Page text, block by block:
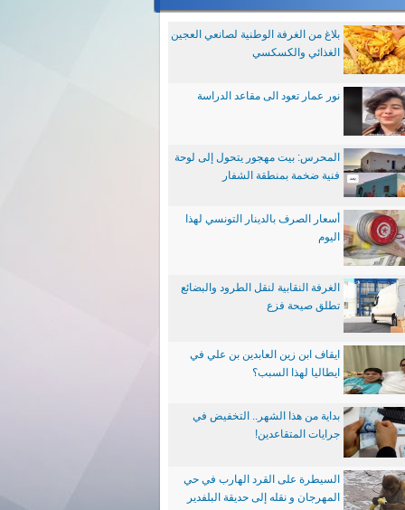
بلاغ من الغرفة الوطنية لصانعي العجين
الغذائي والكسكسي
نور عمار تعود الى مقاعد الدراسة
المحرس: بيت مهجور يتحول إلى لوحة
فنية ضخمة بمنطقة الشفار
أسعار الصرف بالدينار التونسي لهذا
اليوم
الغرفة النقابية لنقل الطرود والبضائع
تطلق صيحة فزع
ايقاف ابن زين العابدين بن علي في
ايطاليا لهذا السبب؟
بداية من هذا الشهر.. التخفيض في
جرايات المتقاعدين!
السيطرة على القرد الهارب في حي
المهرجان و نقله إلى حديقة البلفدير